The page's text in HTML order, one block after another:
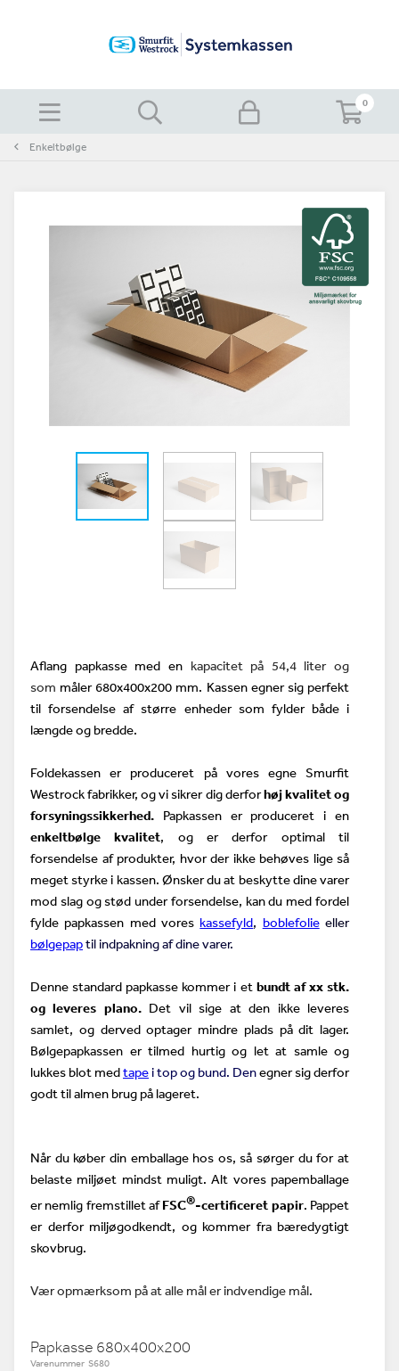
0
Enkeltbølge
Aflang papkasse med en kapacitet på 54,4 liter og
som måler 680x400x200 mm. Kassen egner sig perfekt
til forsendelse af større enheder som fylder både i
længde og bredde.
Foldekassen er produceret på vores egne Smurfit
Westrock fabrikker, og vi sikrer dig derforhøj kvalitet og
forsyningssikkerhed. Papkassen er produceret i en
enkeltbølge kvalitet, og er derfor optimal til
forsendelse af produkter, hvor der ikke behøves lige så
meget styrke i kassen. Ønsker du at beskytte dine varer
mod slag og stød under forsendelse, kan du med fordel
fylde papkassen med vores kassefyld, boblefolieeller
bølgepaptil indpakning af dine varer.
Denne standard papkasse kommer i et bundt af xx stk.
og leveres plano.Det vil sige at den ikke leveres
samlet, og derved optager mindre plads på dit lager.
Bølgepapkassen er tilmed hurtig og let at samle og
lukkes blot medtapei top og bund. Denegner sig derfor
godt til almen brug på lageret.
Når du køber din emballage hos os, så sørger du for at
belaste miljøet mindst muligt. Alt vores papemballage
er nemlig fremstillet afFSC®-certificeret papir. Pappet
er derfor miljøgodkendt, og kommer fra bæredygtigt
skovbrug.
Vær opmærksom på at alle mål er indvendige mål.
Papkasse 680x400x200
Varenummer S680